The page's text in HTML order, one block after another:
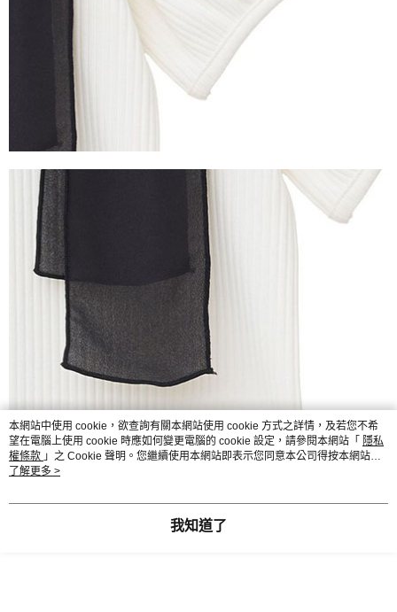
本網站中使用 cookie，欲查詢有關本網站使用 cookie 方式之詳情，及若您不希
望在電腦上使用 cookie 時應如何變更電腦的 cookie 設定，請參閱本網站「 隱私
權條款 」之 Cookie 聲明。您繼續使用本網站即表示您同意本公司得按本網站使
用條款之 Cookie 聲明使用 cookie。
了解更多 >
我知道了